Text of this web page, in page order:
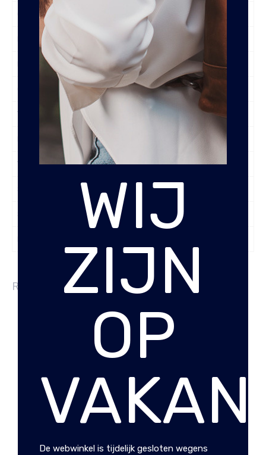
Overige Voorvakken Nee
Ritsvakken 1
Ritsvak Achterzijde
Nee
Trolleyband Nee
Tabletvak Nee
Ja
Wax Pull-up
RELATED PRODUCTS
COGNAC SCHOUDERTAS
€99.99
LAPTOPTAS DYLAN
€229.95
WIJ
ZIJN
OP
De webwinkel is tijdelijk gesloten wegens